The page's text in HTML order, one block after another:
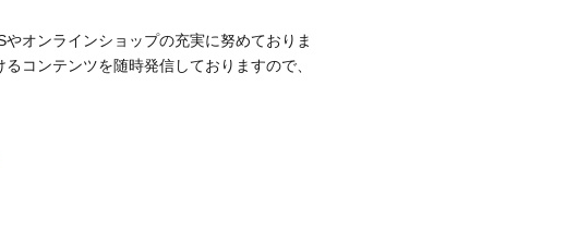
オンラインショップの充実に努めておりま
コンテンツを随時発信しておりますので、